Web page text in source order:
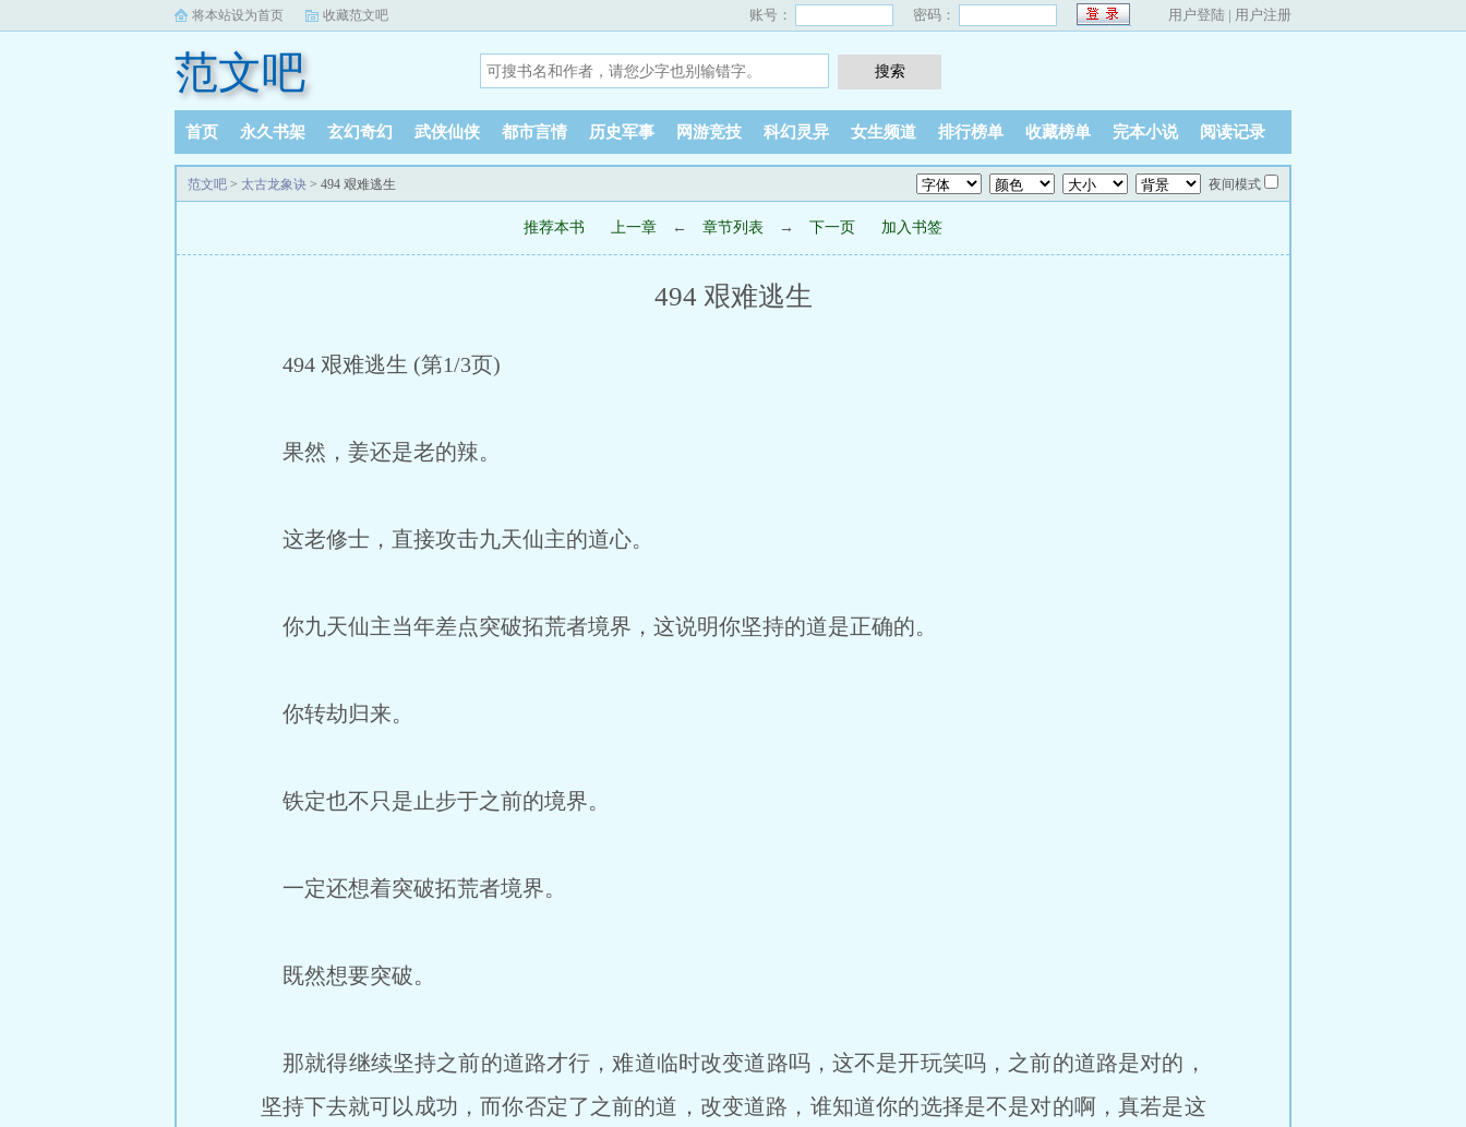
将本站设为首页 收藏范文吧 账号： 密码： 用户登陆 | 用户注册
范文吧
首页 永久书架 玄幻奇幻 武侠仙侠 都市言情 历史军事 网游竞技 科幻灵异 女生频道 排行榜单 收藏榜单 完本小说 阅读记录
范文吧 > 太古龙象诀 > 494 艰难逃生 夜间模式
推荐本书 上一章 ← 章节列表 → 下一页 加入书签
494 艰难逃生
494 艰难逃生 (第1/3页)
果然，姜还是老的辣。
这老修士，直接攻击九天仙主的道心。
你九天仙主当年差点突破拓荒者境界，这说明你坚持的道是正确的。
你转劫归来。
铁定也不只是止步于之前的境界。
一定还想着突破拓荒者境界。
既然想要突破。
那就得继续坚持之前的道路才行，难道临时改变道路吗，这不是开玩笑吗，之前的道路是对的，
坚持下去就可以成功，而你否定了之前的道，改变道路，谁知道你的选择是不是对的啊，真若是这